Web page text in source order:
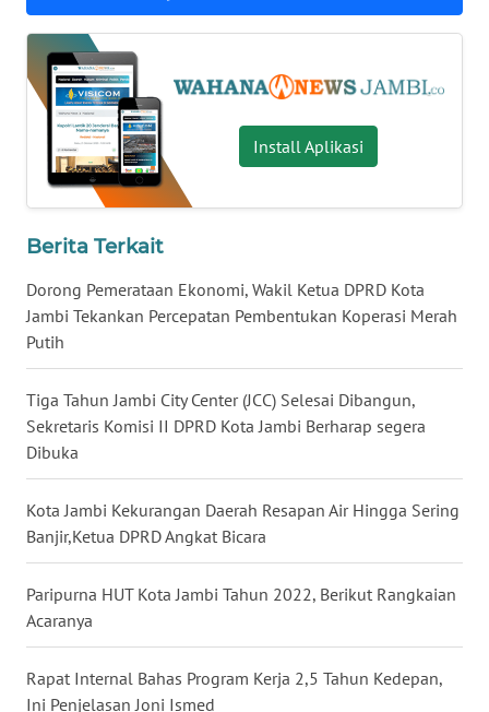
Install Aplikasi
Berita Terkait
Dorong Pemerataan Ekonomi, Wakil Ketua DPRD Kota
Jambi Tekankan Percepatan Pembentukan Koperasi Merah
Putih
Tiga Tahun Jambi City Center (JCC) Selesai Dibangun,
Sekretaris Komisi II DPRD Kota Jambi Berharap segera
Dibuka
Kota Jambi Kekurangan Daerah Resapan Air Hingga Sering
Banjir,Ketua DPRD Angkat Bicara
Paripurna HUT Kota Jambi Tahun 2022, Berikut Rangkaian
Acaranya
Rapat Internal Bahas Program Kerja 2,5 Tahun Kedepan,
Ini Penjelasan Joni Ismed
KALBAR
WN
KALTENG
WN
KALTARA
WN
KALTIM
WN
SULSEL
GORONTALO
SULUT
WN
MALUKU